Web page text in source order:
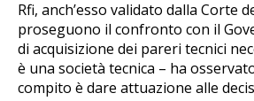
Rfi, anch’esso validato dalla Corte
proseguono il confronto con il
di acquisizione dei pareri tecnici
è una società tecnica – ha
compito è dare attuazione alle